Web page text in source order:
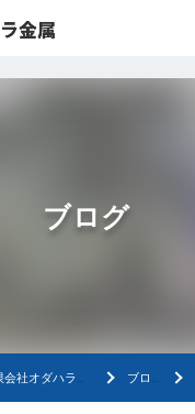
ブログ
ブログ